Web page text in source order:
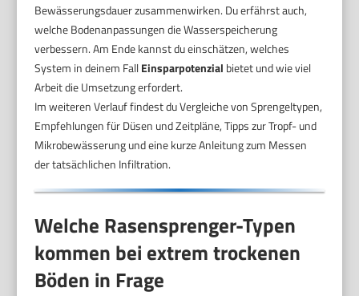
Bewässerungsdauer zusammenwirken. Du erfährst auch,
welche Bodenanpassungen die Wasserspeicherung
verbessern. Am Ende kannst du einschätzen, welches
System in deinem FallEinsparpotenzial bietet und wie viel
Arbeit die Umsetzung erfordert.
Im weiteren Verlauf findest du Vergleiche von Sprengeltypen,
Empfehlungen für Düsen und Zeitpläne, Tipps zur Tropf- und
Mikrobewässerung und eine kurze Anleitung zum Messen
der tatsächlichen Infiltration.
Welche Rasensprenger-Typen
kommen bei extrem trockenen
Böden in Frage